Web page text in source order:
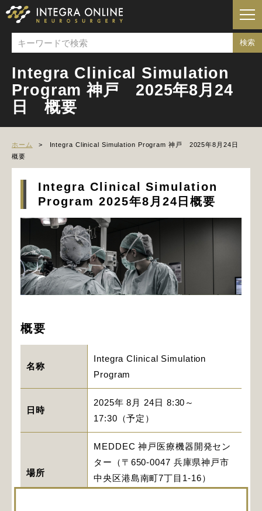
Integra Clinical Simulation
Program 神戸 2025年8月24
日 概要
ホーム
Integra Clinical Simulation Program 神戸 2025年8月24日
概要
Integra Clinical Simulation
Program 2025年8月24日概要
概要
名称
Integra Clinical Simulation
Program
日時
2025年 8月 24日 8:30～
17:30（予定）
場所
MEDDEC 神戸医療機器開発セン
ター（〒650-0047 兵庫県神戸市
中央区港島南町7丁目1-16）